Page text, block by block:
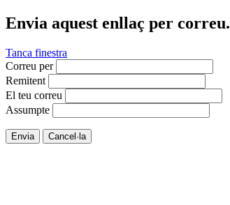
Envia aquest enllaç per correu.
Tanca finestra
Correu per
Remitent
El teu correu
Assumpte
Envia Cancel·la